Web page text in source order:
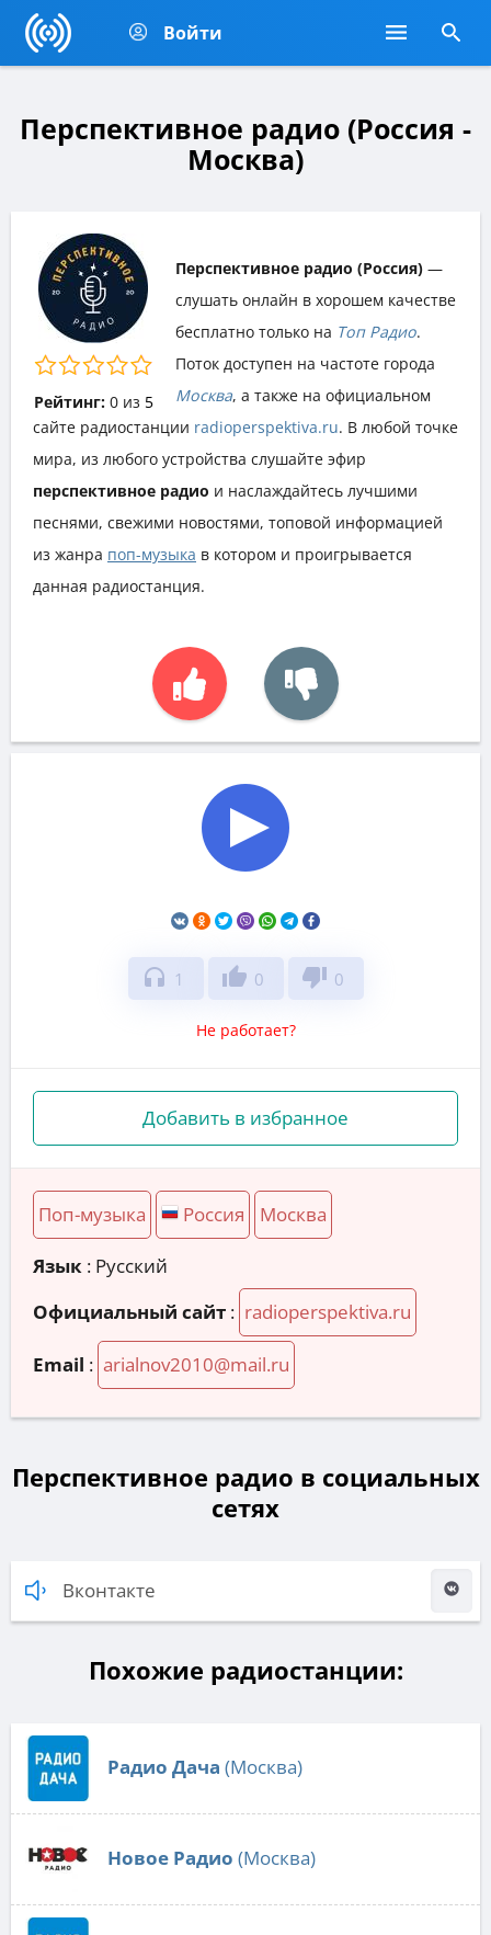
Войти
Перспективное радио (Россия -
Москва)
Рейтинг: 0из 5
Перспективное радио (Россия) —
слушать онлайн в хорошем качестве
бесплатно только на Топ Радио.
Поток доступен на частоте города
Москва, а также на официальном
сайте радиостанции radioperspektiva.ru. В любой точке
мира, из любого устройства слушайте эфир
перспективное радио и наслаждайтесь лучшими
песнями, свежими новостями, топовой информацией
из жанра поп-музыка в котором и проигрывается
данная радиостанция.
headphones 1 thumb_up 0 thumb_down 0
Не работает?
Добавить в избранное
Поп-музыка Россия Москва
Язык : Русский
Официальный сайт : radioperspektiva.ru
Email : arialnov2010@mail.ru
Перспективное радио в социальных
сетях
Вконтакте
Похожие радиостанции:
Радио Дача (Москва)
Новое Радио (Москва)